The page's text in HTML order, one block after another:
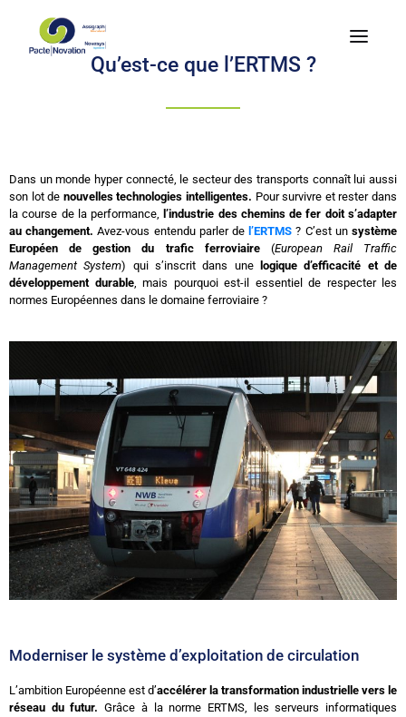
Qu’est-ce que l’ERTMS ?
Dans un monde hyper connecté, le secteur des transports connaît lui aussi
son lot de nouvelles technologies intelligentes. Pour survivre et rester dans
la course de la performance, l’industrie des chemins de fer doit s’adapter
au changement.Avez-vous entendu parler de l’ERTMS? C’est unsystème
Européen de gestion du trafic ferroviaire(European Rail Traffic
Management System) qui s’inscrit dans une
logique d’efficacité et de
développement durable, mais pourquoi est-il essentiel de respecter les
normes Européennes dans le domaine ferroviaire ?
Moderniser le système d’exploitation de circulation
L’ambition Européenne est d’accélérer la transformation industrielle vers le
réseau du futur. Grâce à la norme ERTMS, les serveurs informatiques